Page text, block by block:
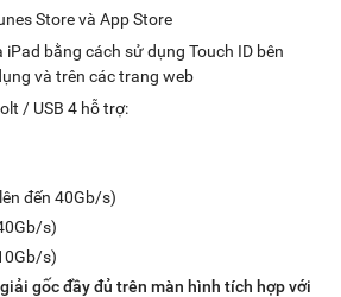
Store và App Store
bằng cách sử dụng Touch ID bên
và trên các trang web
/ USB 4 hỗ trợ:
đến 40Gb/s)
s)
s)
gốc đầy đủ trên màn hình tích hợp với